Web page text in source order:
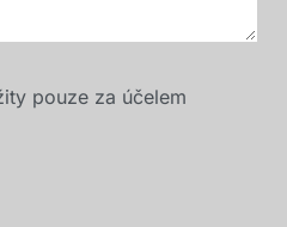
pouze za účelem